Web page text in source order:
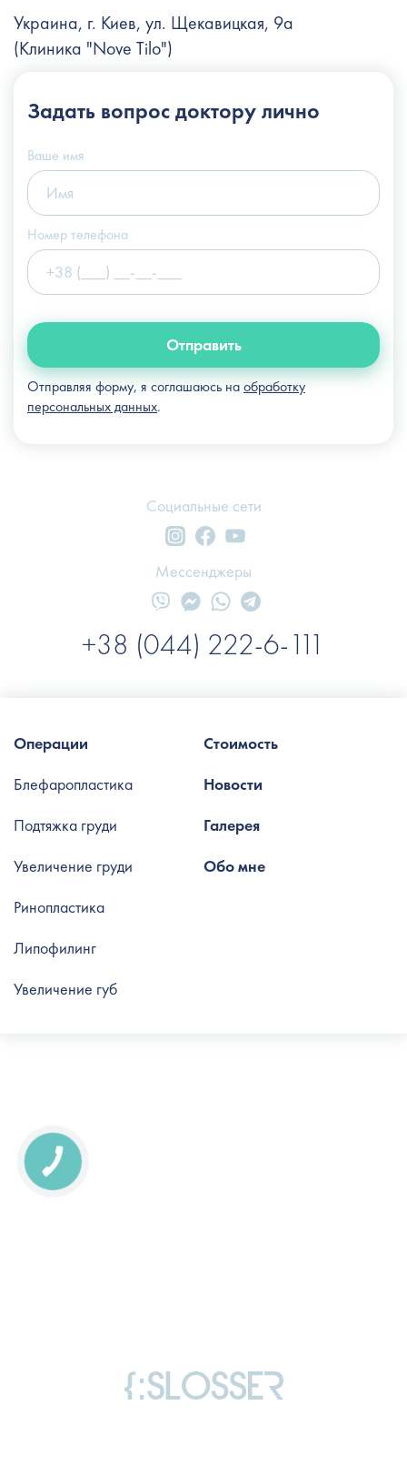
Украина, г. Киев, ул. Щекавицкая, 9а
(Клиника "Nove Tilo")
+38 (066) 122-6-111
info@slosser.com.ua
Задать вопросдоктору лично
Ваше имя
Номер телефона
Отправить
Отправляя форму, я соглашаюсь наобработку
персональных данных.
Социальные сети
+38 (044) 222-6-111
Мессенджеры
Стоимость
Новости
Галерея
Обо мне
Операции
Блефаропластика
Подтяжка груди
Увеличение груди
Ринопластика
Липофилинг
Увеличение губ
КНОПКА
СВЯЗИ